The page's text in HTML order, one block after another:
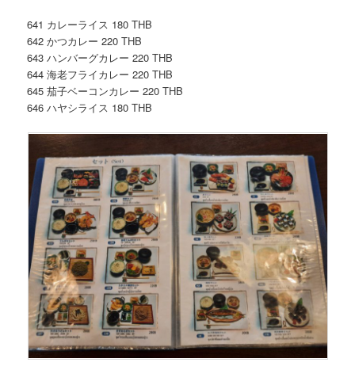
641 カレーライス 180 THB
642 かつカレー 220 THB
643 ハンバーグカレー 220 THB
644 海老フライカレー 220 THB
645 茄子ベーコンカレー 220 THB
646 ハヤシライス 180 THB